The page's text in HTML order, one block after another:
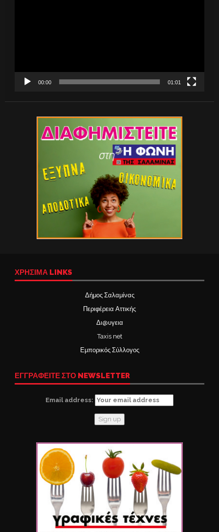
00:00 01:01
ΧΡΉΣΙΜΑ LINKS
Δήμος Σαλαμίνας
Περιφέρεια Αττικής
Δι@υγεια
Taxis net
Εμπορικός Σύλλογος
ΕΓΓΡΑΦΕΙΤΕ ΣΤΟ NEWSLETTER
Email address: